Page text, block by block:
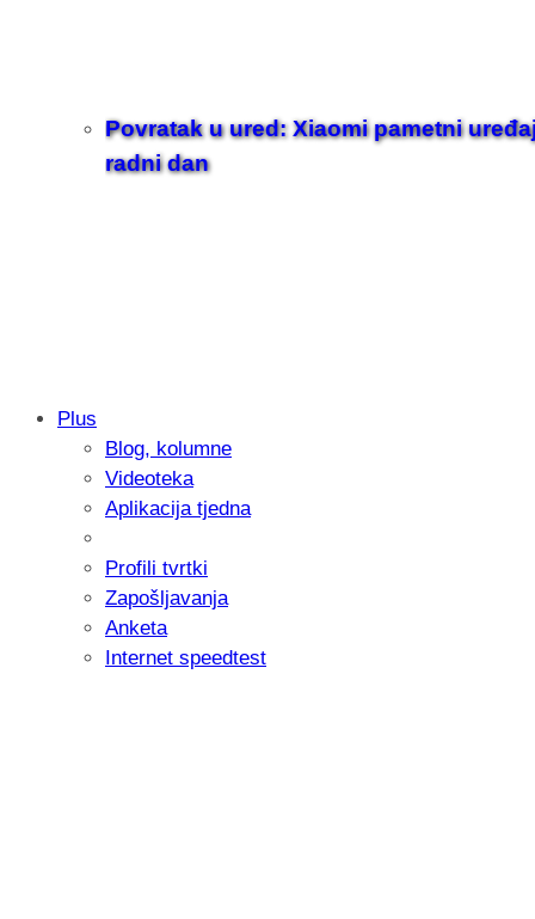
Povratak u ured: Xiaomi pametni
radni dan
Samsung otkrio kako je nastajala
donijelo tanje i izdržljivije preklopne
Plus
Blog, kolumne
Videoteka
Aplikacija tjedna
Profili tvrtki
Zapošljavanja
Anketa
Internet speedtest